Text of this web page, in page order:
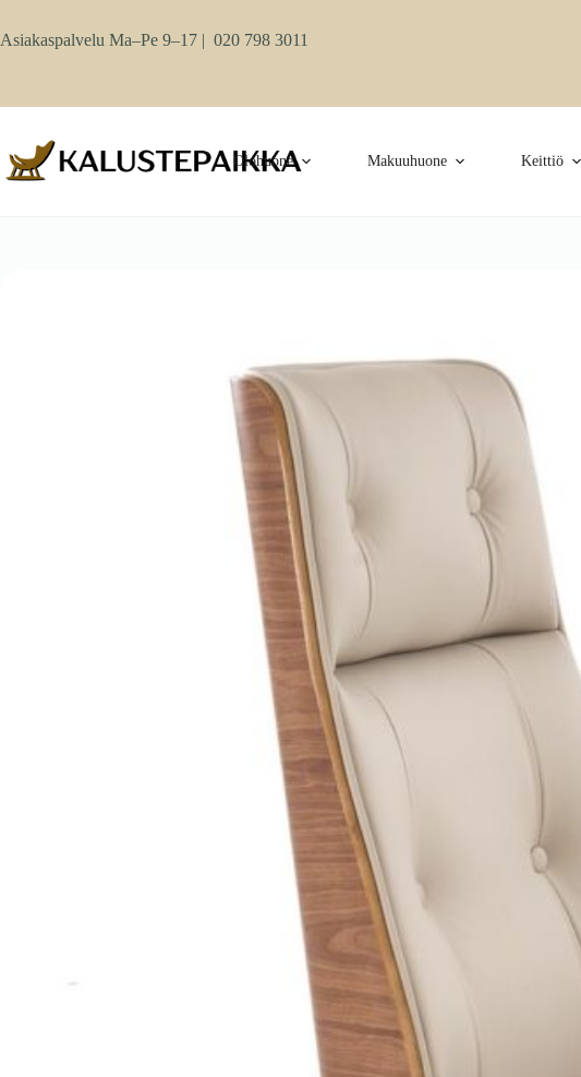
content
Asiakaspalvelu Ma–Pe 9–17 | 020 798 3011
Olohuone Makuuhuone Keittiö